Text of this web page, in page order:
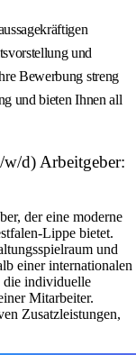
und
Bewerbung streng
und bieten Ihnen all
d) Arbeitgeber:
der eine moderne
Lippe bietet.
und
einer internationalen
die individuelle
Mitarbeiter.
Zusatzleistungen,